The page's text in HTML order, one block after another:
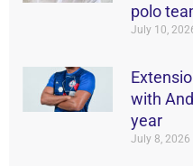
polo
July 10,
with
year
July 8, 2026